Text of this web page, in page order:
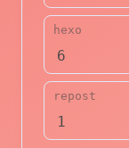
hexo
6
repost
1